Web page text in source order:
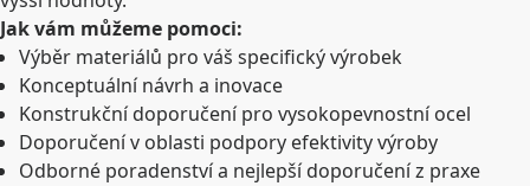
Jak vám můžeme pomoci:
Výběr materiálů pro váš specifický výrobek
Konceptuální návrh a inovace
Konstrukční doporučení pro vysokopevnostní ocel
Doporučení v oblasti podpory efektivity výroby
Odborné poradenství a nejlepší doporučení z praxe